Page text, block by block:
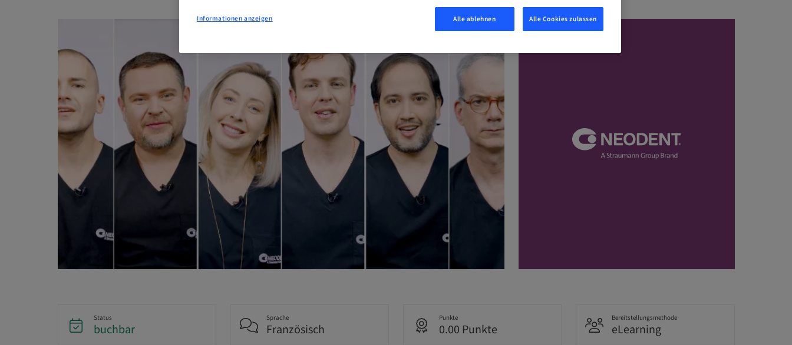
Status
buchbar
Sprache
Französisch
Punkte
0.00 Punkte
Bereitstellungsmethode
eLearning
Alle ablehnen Alle Cookies zulassen
Informationen anzeigen